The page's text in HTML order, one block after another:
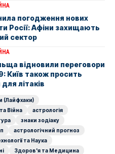
погодження нових
Росії: Афіни захищають
сектор
відновили переговори
Київ також просить
літаків
(Лайфхаки)
Війна
астрологія
знаки зодіаку
астрологічний прогноз
та Наука
Здоров'я та Медицина